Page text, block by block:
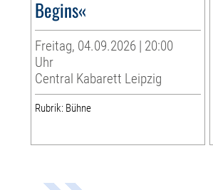
Begins«
Freitag, 04.09.2026 | 20:00
Uhr
Central Kabarett Leipzig
Rubrik: Bühne